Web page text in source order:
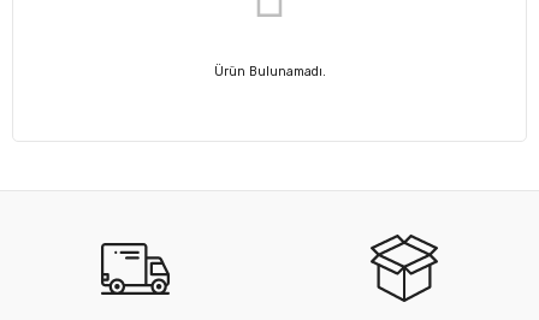
Ürün Bulunamadı.